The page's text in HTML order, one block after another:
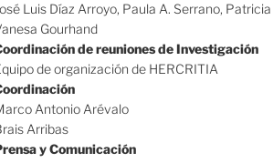
Luis Díaz Arroyo, Paula A. Serrano,
Gourhand
de reuniones de Investigación
de organización de HERCRITIA
Antonio Arévalo
Arribas
y Comunicación